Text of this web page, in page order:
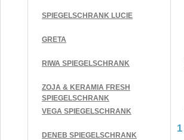
SPIEGELSCHRANK LUCIE
GRETA
RIWA SPIEGELSCHRANK
ZOJA & KERAMIA FRESH
SPIEGELSCHRANK
VEGA SPIEGELSCHRANK
DENEB SPIEGELSCHRANK
1